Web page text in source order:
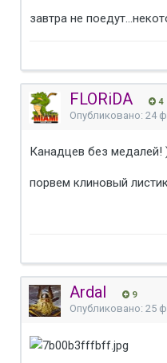
завтра не
FLORiDA 4
Опубликовано: 24
Канадцев без медалей!
порвем клиновый
Ardal 9
Опубликовано: 25